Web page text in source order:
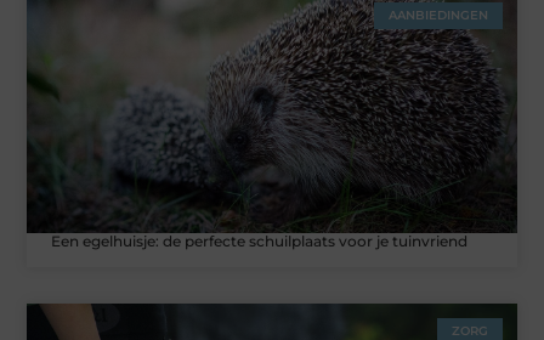
AANBIEDINGEN
Een egelhuisje: de perfecte schuilplaats voor je tuinvriend
ZORG